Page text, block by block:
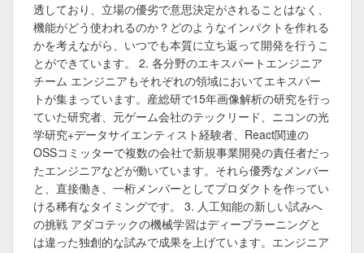
透しており、立場の優劣で意思決定がされることはなく、
機能がどう使われるのか？どのようなインパクトを作れる
かを考えながら、いつでも本質に立ち返って開発を行うこ
とができています。 2. 各分野のエキスパートエンジニア
チーム エンジニアもそれぞれの領域においてエキスパー
トが集まっています。産総研で15年画像解析の研究を行っ
ていた研究者、元ゲーム会社のテックリード、ニコンの光
学研究+データサイエンティスト経験者、React関連の
OSSコミッターで複数の会社で新規事業開発の責任者だっ
たエンジニアなどが働いています。それら優秀なメンバー
と、直接働き、一桁メンバーとしてプロダクトを作ってい
ける稀有なタイミングです。 3. 人工知能の新しい試みへ
の挑戦 アダコテックの機械学習はディープラーニングと
は違った独創的な試みで成果を上げています。エンジニア